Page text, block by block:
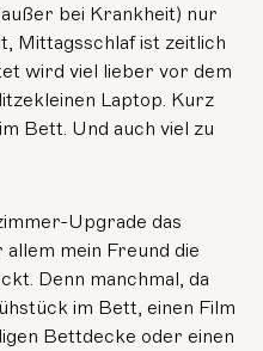
bei Krankheit) nur
Mittagsschlaf ist zeitlich
wird viel lieber vor dem
Laptop. Kurz
Bett. Und auch viel zu
Upgrade das
mein Freund die
Denn manchmal, da
im Bett, einen Film
Bettdecke oder einen